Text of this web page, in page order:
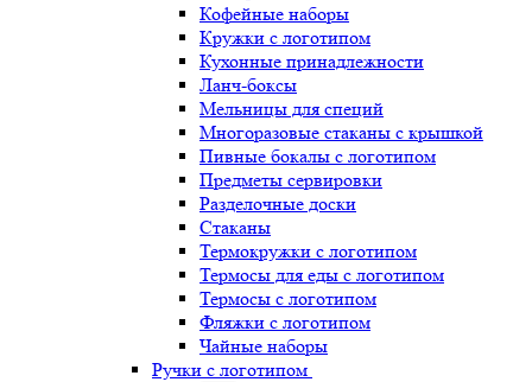
Кофейные наборы
Кружки с логотипом
Кухонные принадлежности
Ланч-боксы
Мельницы для специй
Многоразовые стаканы с крышкой
Пивные бокалы с логотипом
Предметы сервировки
Разделочные доски
Стаканы
Термокружки с логотипом
Термосы для еды с логотипом
Термосы с логотипом
Фляжки с логотипом
Чайные наборы
Ручки с логотипом